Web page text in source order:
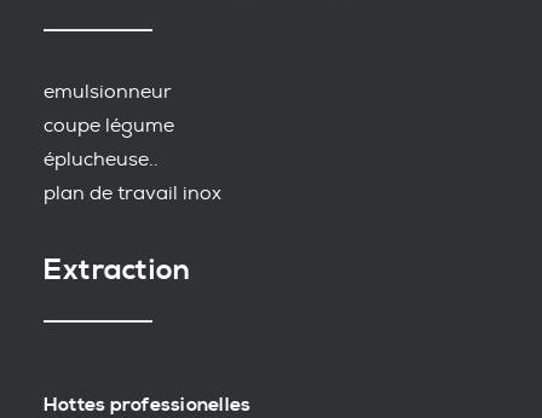
emulsionneur
coupe légume
éplucheuse..
plan de travail inox
Extraction
Hottes professionelles